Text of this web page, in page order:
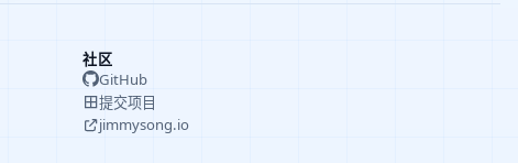
社区
GitHub
提交项目
jimmysong.io